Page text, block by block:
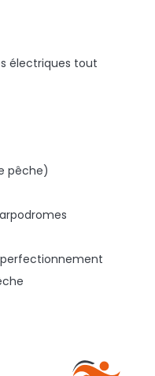
électriques tout
pêche)